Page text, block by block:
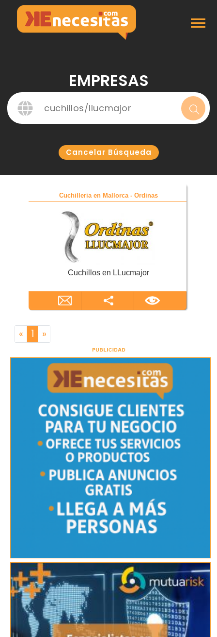
EMPRESAS
Cancelar Búsqueda
Cuchilleria en Mallorca - Ordinas
Cuchillos en LLucmajor
« 1 »